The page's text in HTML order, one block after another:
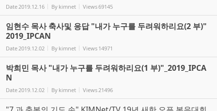
Date 2019.12.16 By kimnet Views69145
임현수 목사 축사및 응답 "내가 누구를 두려워하리요(2 부)"
2019_IPCAN
Date 2019.12.02 By kimnet Views 14971
박희민 목사 "내가 누구를 두려워하리요(1 부)"_2019_IPCA
N
Date 2019.12.02 By kimnet Views 21496